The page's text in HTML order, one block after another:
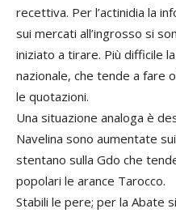
recettiva. Per l’actinidia la
sui mercati all’ingrosso si
iniziato a tirare. Più difficile
nazionale, che tende a fare
le quotazioni.
Una situazione analoga è
Navelina sono aumentate
stentano sulla Gdo che
popolari le arance Tarocco.
Stabili le pere; per la Abate